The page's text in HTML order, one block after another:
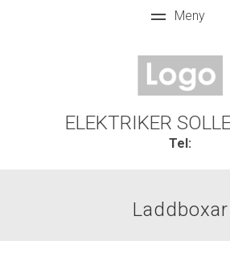
ELEKTRIKER
Tel:
Laddboxar